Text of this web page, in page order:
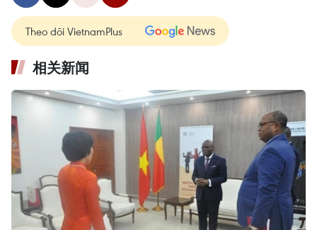
Theo dõi VietnamPlus
相关新闻